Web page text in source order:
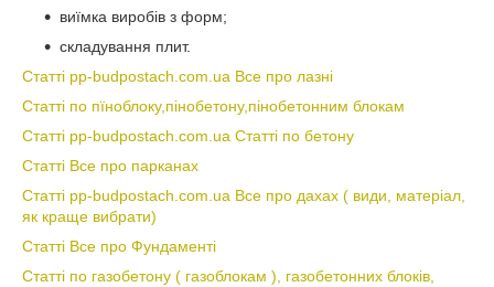
виїмка виробів з форм;
складування плит.
Статті pp-budpostach.com.ua Все про лазні
Статті по пїноблоку,пінобетону,пінобетонним блокам
Статті pp-budpostach.com.ua Статті по бетону
Статті Все про парканах
Статті pp-budpostach.com.ua Все про дахах ( види, матеріал,
як краще вибрати)
Статті Все про Фундаменті
Статті по газобетону ( газоблокам ), газобетонних блоків,